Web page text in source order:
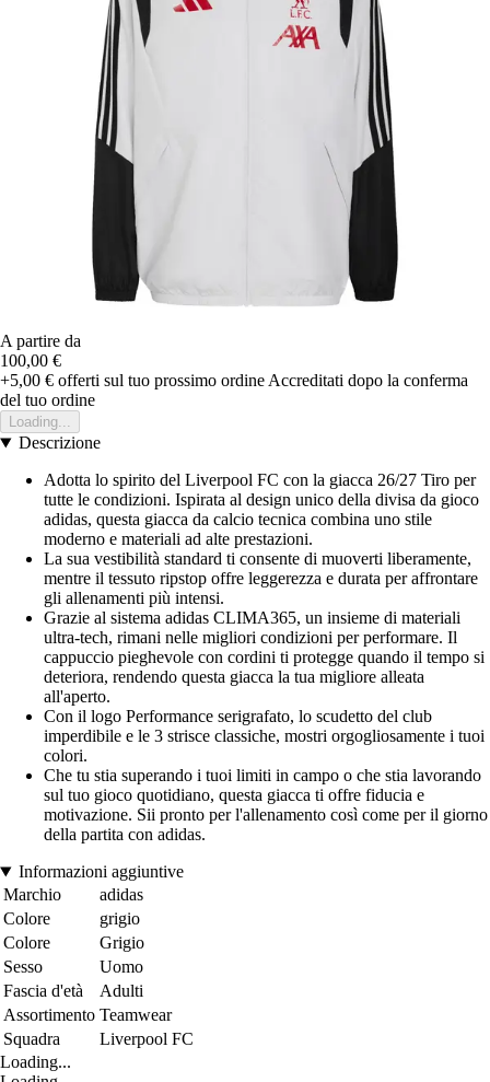
A partire da
100,00 €
+5,00 € offerti sul tuo prossimo ordine Accreditati dopo la conferma
del tuo ordine
Loading...
Descrizione
Adotta lo spirito del Liverpool FC con la giacca 26/27 Tiro per
tutte le condizioni. Ispirata al design unico della divisa da gioco
adidas, questa giacca da calcio tecnica combina uno stile
moderno e materiali ad alte prestazioni.
La sua vestibilità standard ti consente di muoverti liberamente,
mentre il tessuto ripstop offre leggerezza e durata per affrontare
gli allenamenti più intensi.
Grazie al sistema adidas CLIMA365, un insieme di materiali
ultra-tech, rimani nelle migliori condizioni per performare. Il
cappuccio pieghevole con cordini ti protegge quando il tempo si
deteriora, rendendo questa giacca la tua migliore alleata
all'aperto.
Con il logo Performance serigrafato, lo scudetto del club
imperdibile e le 3 strisce classiche, mostri orgogliosamente i tuoi
colori.
Che tu stia superando i tuoi limiti in campo o che stia lavorando
sul tuo gioco quotidiano, questa giacca ti offre fiducia e
motivazione. Sii pronto per l'allenamento così come per il giorno
della partita con adidas.
Informazioni aggiuntive
Marchio
adidas
Colore
grigio
Colore
Grigio
Sesso
Uomo
Fascia d'età
Adulti
Assortimento Teamwear
Squadra
Liverpool FC
Loading...